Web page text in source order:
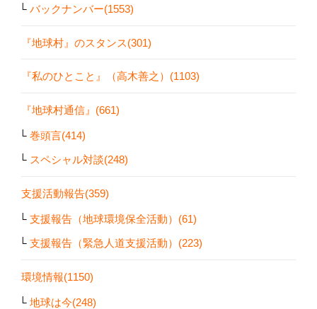
バックナンバー(1553)
『地球村』のスタンス(301)
『私のひとこと』（高木善之）(1103)
『地球村通信』(661)
巻頭言(414)
スペシャル対談(248)
支援活動報告(359)
支援報告（地球環境保全活動）(61)
支援報告（緊急人道支援活動）(223)
環境情報(1150)
地球は今(248)